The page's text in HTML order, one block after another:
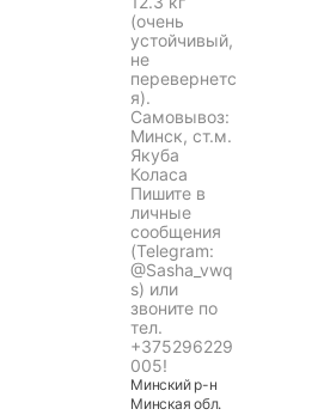
(очень
устойчивый,
не
перевернетс
я).
Самовывоз:
Минск, ст.м.
Якуба
Коласа
Пишите в
личные
сообщения
(Telegram:
@Sasha_vwq
s) или
звоните по
тел.
+375296229
005!
Минскийр-н
Минская обл.